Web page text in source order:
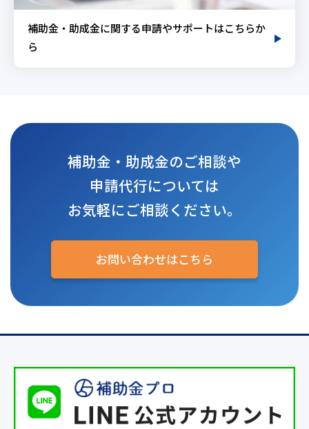
補助金・助成金に関する申請やサポートはこちらか
ら
補助金・助成金のご相談や
申請代行については
お気軽にご相談ください。
お問い合わせはこちら